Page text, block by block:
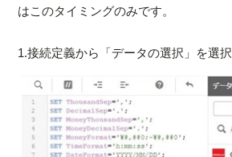
はこのタイミングのみです。
1.接続定義から「データの選択」を選択